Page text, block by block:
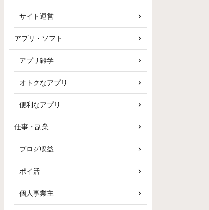
サイト運営
アプリ・ソフト
アプリ雑学
オトクなアプリ
便利なアプリ
仕事・副業
ブログ収益
ポイ活
個人事業主